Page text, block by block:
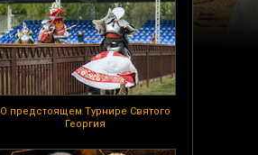
О предстоящем Турнире Святого
Георгия